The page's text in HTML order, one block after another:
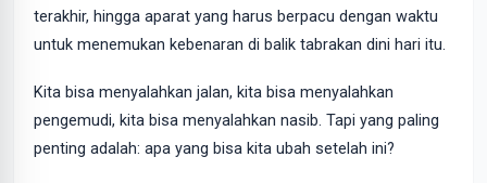
terakhir, hingga aparat yang harus berpacu dengan waktu
untuk menemukan kebenaran di balik tabrakan dini hari itu.
Kita bisa menyalahkan jalan, kita bisa menyalahkan
pengemudi, kita bisa menyalahkan nasib. Tapi yang paling
penting adalah: apa yang bisa kita ubah setelah ini?